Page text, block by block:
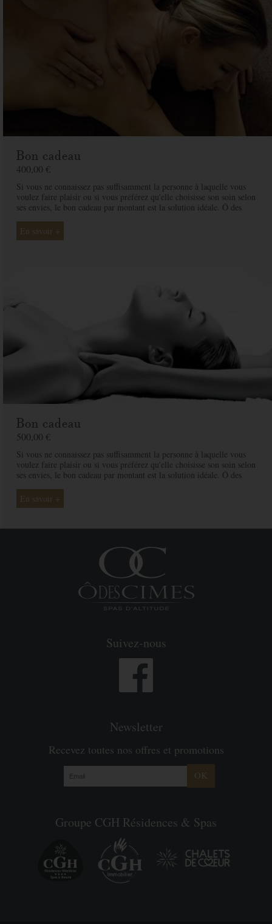
Bon cadeau
400,00 €
Si vous ne connaissez pas suffisamment la personne à laquelle vous
voulez faire plaisir ou si vous préférez qu'elle choisisse son soin selon
ses envies, le bon cadeau par montant est la solution idéale. Ô des
proche et ainsi rendre ce moment exceptionnel.
En savoir +
Bon cadeau
500,00 €
Si vous ne connaissez pas suffisamment la personne à laquelle vous
voulez faire plaisir ou si vous préférez qu'elle choisisse son soin selon
ses envies, le bon cadeau par montant est la solution idéale. Ô des
proche et ainsi rendre ce moment exceptionnel.
En savoir +
Suivez-nous
Newsletter
Recevez toutes nos offres et promotions
OK
Groupe CGH Résidences & Spas